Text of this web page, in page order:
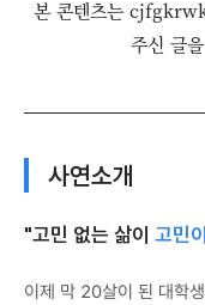
본 콘텐츠는
주신 글
사연소개
"고민 없는 삶이 고민
이제 막 20살이 된 대학